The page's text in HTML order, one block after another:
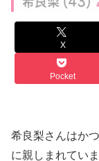
X
Pocket
希良梨さんはか
に親しまれてい